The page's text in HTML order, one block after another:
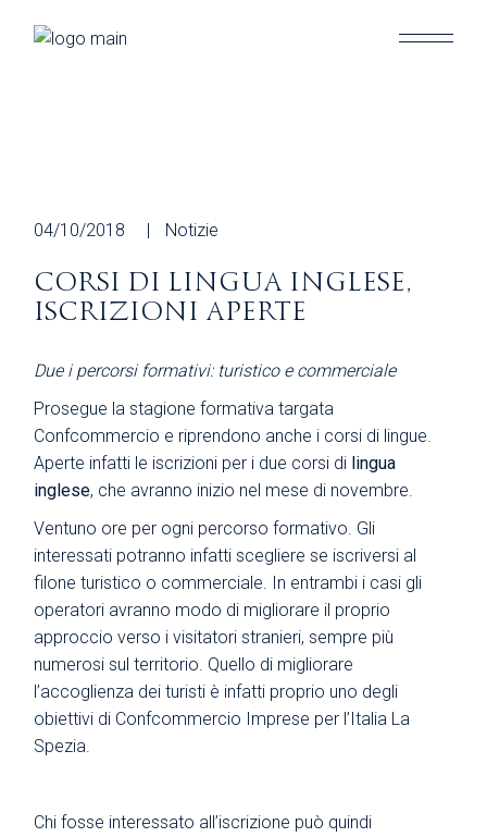
04/10/2018 Notizie
CORSI DI LINGUA INGLESE,
ISCRIZIONI APERTE
Due i percorsi formativi: turistico e commerciale
Prosegue la stagione formativa targata
Confcommercio e riprendono anche i corsi di lingue.
Aperte infatti le iscrizioni per i due corsi di lingua
inglese, che avranno inizio nel mese di novembre.
Ventuno ore per ogni percorso formativo. Gli
interessati potranno infatti scegliere se iscriversi al
filone turistico o commerciale. In entrambi i casi gli
operatori avranno modo di migliorare il proprio
approccio verso i visitatori stranieri, sempre più
numerosi sul territorio. Quello di migliorare
l’accoglienza dei turisti è infatti proprio uno degli
obiettivi di Confcommercio Imprese per l’Italia La
Spezia.
Chi fosse interessato all’iscrizione può quindi